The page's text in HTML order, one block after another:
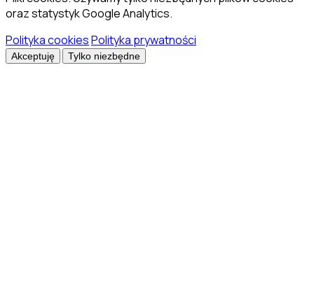
oraz statystyk Google Analytics.
Polityka cookiesPolityka prywatności
Akceptuję Tylko niezbędne